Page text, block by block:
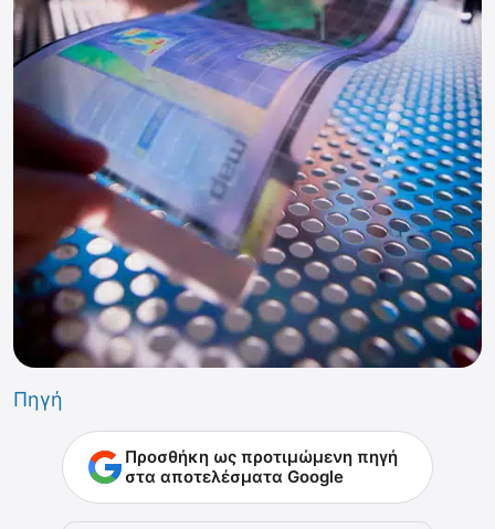
Πηγή
Προσθήκη ως προτιμώμενη πηγή
στα αποτελέσματα Google